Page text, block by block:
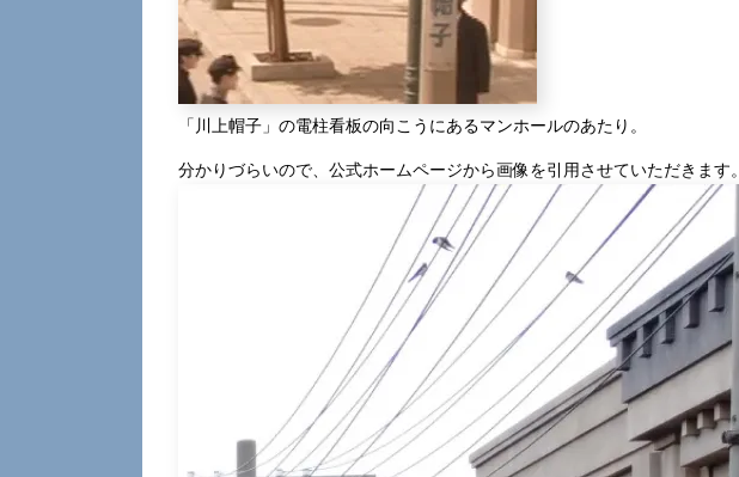
「川上帽子」の電柱看板の向こうにあるマンホールのあたり。
分かりづらいので、公式ホームページから画像を引用させていただきます。